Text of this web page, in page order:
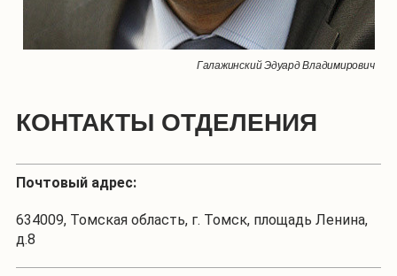
Галажинский Эдуард Владимирович
КОНТАКТЫ ОТДЕЛЕНИЯ
Почтовый адрес:
634009, Томская область, г. Томск, площадь Ленина,
д.8